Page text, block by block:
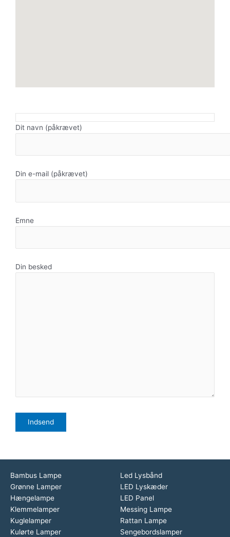
Dit navn (påkrævet)
Din e-mail (påkrævet)
Emne
Din besked
Bambus Lampe
Grønne Lamper
Hængelampe
Klemmelamper
Kuglelamper
Kulørte Lamper
Led Lysbånd
LED Lyskæder
LED Panel
Messing Lampe
Rattan Lampe
Sengebordslamper